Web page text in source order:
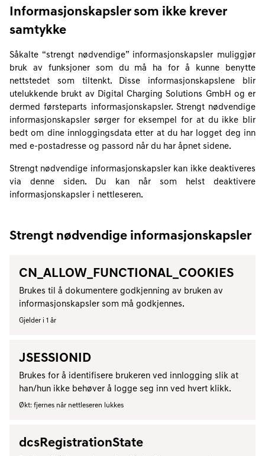
Informasjonskapsler som ikke krever
samtykke
Såkalte “strengt nødvendige” informasjonskapsler muliggjør
bruk av funksjoner som du må ha for å kunne benytte
nettstedet som tiltenkt. Disse informasjonskapslene blir
utelukkende brukt av Digital Charging Solutions GmbH og er
dermed førsteparts informasjonskapsler. Strengt nødvendige
informasjonskapsler sørger for eksempel for at du ikke blir
bedt om dine innloggingsdata etter at du har logget deg inn
med e-postadresse og passord når du har åpnet sidene.
Strengt nødvendige informasjonskapsler kan ikke deaktiveres
via denne siden. Du kan når som helst deaktivere
informasjonskapsler i nettleseren.
Strengt nødvendige informasjonskapsler
CN_ALLOW_FUNCTIONAL_COOKIES
Brukes til å dokumentere godkjenning av bruken av
informasjonskapsler som må godkjennes.
Gjelder i 1 år
JSESSIONID
Brukes for å identifisere brukeren ved innlogging slik at
han/hun ikke behøver å logge seg inn ved hvert klikk.
Økt: fjernes når nettleseren lukkes
dcsRegistrationState